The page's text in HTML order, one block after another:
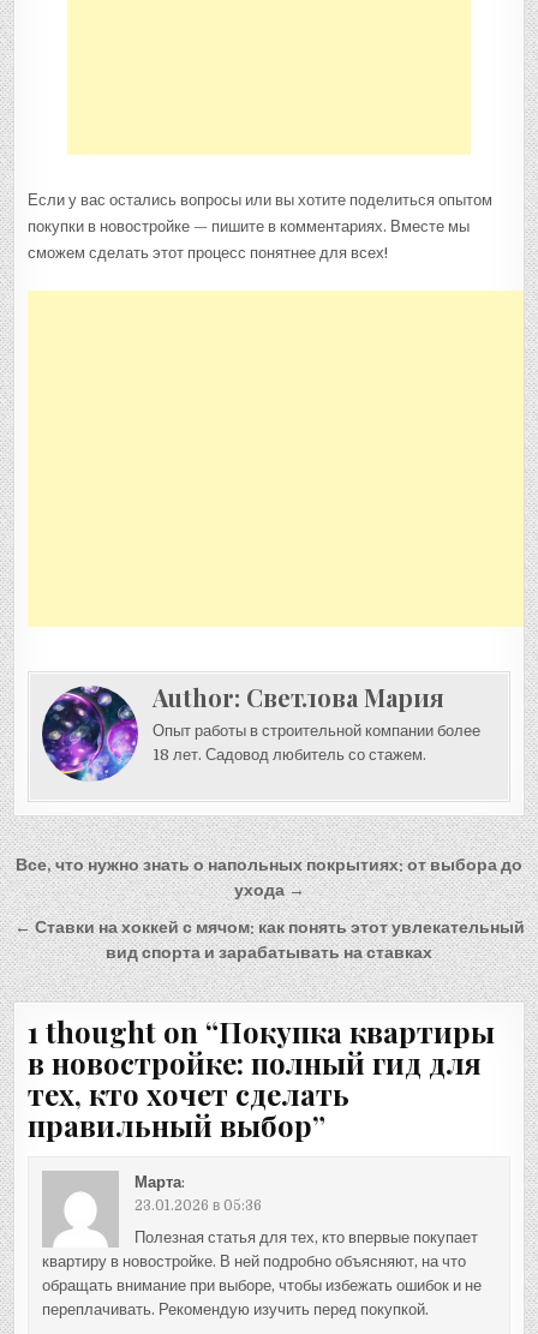
Если у вас остались вопросы или вы хотите поделиться опытом
покупки в новостройке — пишите в комментариях. Вместе мы
сможем сделать этот процесс понятнее для всех!
Author: Светлова Мария
Опыт работы в строительной компании более
18 лет. Садовод любитель со стажем.
Навигация
по
записям
Все, что нужно знать о напольных покрытиях: от выбора до
ухода →
← Ставки на хоккей с мячом: как понять этот увлекательный
вид спорта и зарабатывать на ставках
1 thought on “Покупка квартиры
в новостройке: полный гид для
тех, кто хочет сделать
правильный выбор”
Марта:
23.01.2026 в 05:36
Полезная статья для тех, кто впервые покупает
квартиру в новостройке. В ней подробно объясняют, на что
обращать внимание при выборе, чтобы избежать ошибок и не
переплачивать. Рекомендую изучить перед покупкой.